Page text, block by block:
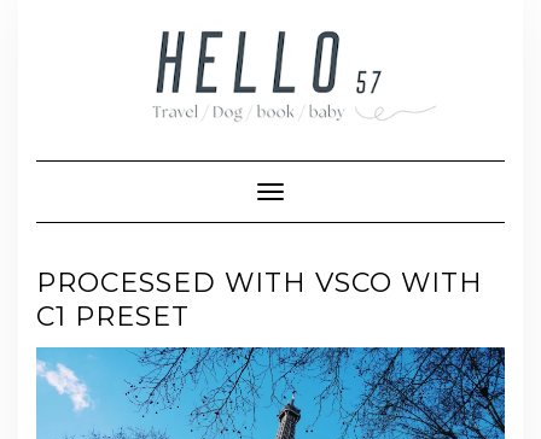
Toggle Navigation
PROCESSED WITH VSCO WITH
C1 PRESET